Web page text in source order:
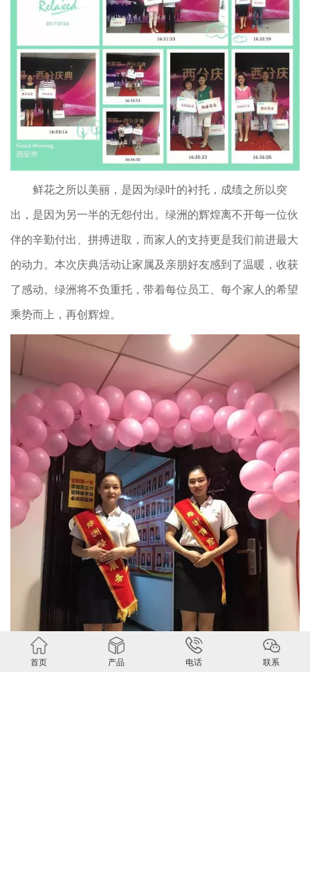
鲜花之所以美丽，是因为绿叶的衬托，成绩之所以突
出，是因为另一半的无怨付出。绿洲的辉煌离不开每一位伙
伴的辛勤付出、拼搏进取，而家人的支持更是我们前进最大
的动力。本次庆典活动让家属及亲朋好友感到了温暖，收获
了感动。绿洲将不负重托，带着每位员工、每个家人的希望
乘势而上，再创辉煌。
首页 产品 电话 联系